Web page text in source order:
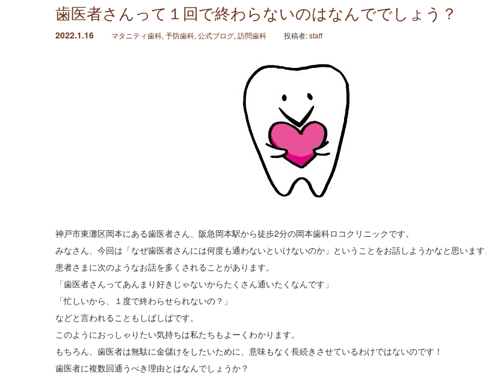
歯医者さんって１回で終わらないのはなんででしょう？
2022.1.16 マタニティ歯科, 予防歯科, 公式ブログ, 訪問歯科 投稿者:staff
神戸市東灘区岡本にある歯医者さん、阪急岡本駅から徒歩2分の岡本歯科ロコクリニックです。
みなさん、今回は「なぜ歯医者さんには何度も通わないといけないのか」ということをお話しようかなと思います
患者さまに次のようなお話を多くされることがあります。
「歯医者さんってあんまり好きじゃないからたくさん通いたくなんです」
「忙しいから、１度で終わらせられないの？」
などと言われることもしばしばです。
このようにおっしゃりたい気持ちは私たちもよーくわかります。
もちろん、歯医者は無駄に金儲けをしたいために、意味もなく長続きさせているわけではないのです！
歯医者に複数回通うべき理由とはなんでしょうか？